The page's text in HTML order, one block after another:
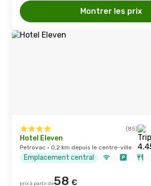
Montrer les prix
(85)
Hotel Eleven
Petrovac · 0,2 km depuis le centre-ville
Emplacement central
prix à partir de58 €